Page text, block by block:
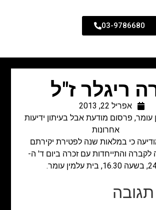
03-9786680
ריגלר ז"ל
אפריל 22, 2013
עומר, פרסום מודעת אבל בעיתון ידיעות
אחרונות
כי במלאות שנה לפטירת יקירתם
לקברה והתייחדות עם זכרה ביום ד' ה-
עומר.